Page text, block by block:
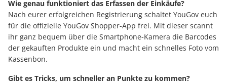
Wie genau funktioniert das Erfassen der Einkäufe?
Nach eurer erfolgreichen Registrierung schaltet YouGov euch
für die offizielle YouGov Shopper-App frei. Mit dieser scannt
ihr ganz bequem über die Smartphone-Kamera die Barcodes
der gekauften Produkte ein und macht ein schnelles Foto vom
Kassenbon.
Gibt es Tricks, um schneller an Punkte zu kommen?